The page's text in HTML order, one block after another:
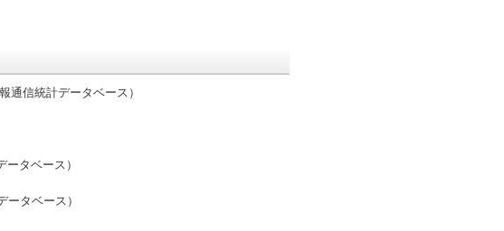
通信統計データベース）
ータベース）
ータベース）